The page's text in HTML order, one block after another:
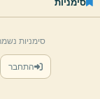
סימניות
התחבר